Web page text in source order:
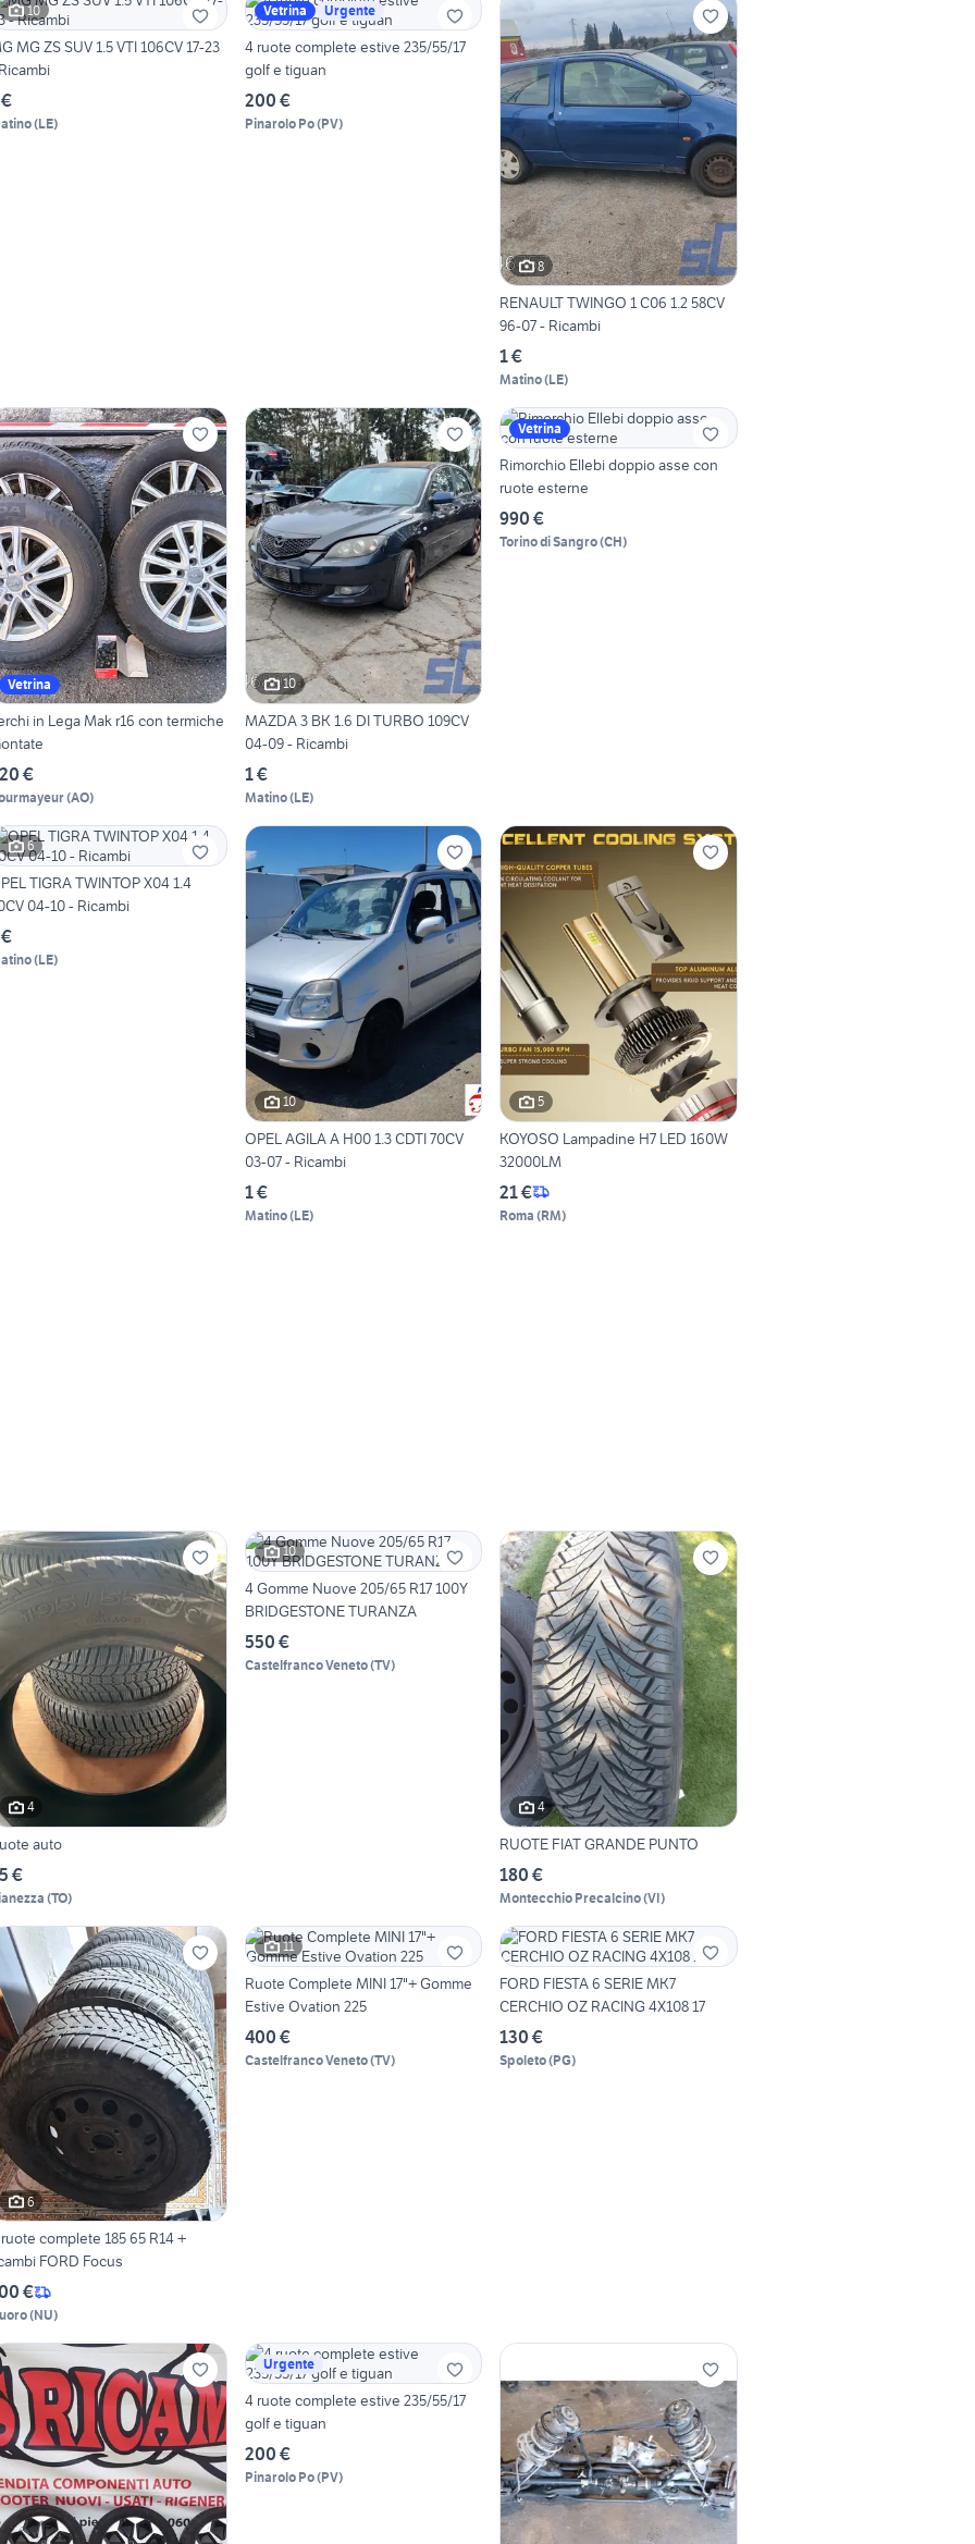
10
MG ZS SUV 1.5 VTI 106CV 17-23
(LE)
Vetrina Urgente
4 ruote complete estive 235/55/17
golf e tiguan
200 €
Pinarolo Po(PV)
8
RENAULT TWINGO 1 C06 1.2 58CV
96-07 - Ricambi
1 €
Matino(LE)
Vetrina
in Lega Mak r16 con termiche
€
(AO)
10
MAZDA 3 BK 1.6 DI TURBO 109CV
04-09 - Ricambi
1 €
Matino(LE)
Vetrina
Rimorchio Ellebi doppio asse con
ruote esterne
990 €
Torino di Sangro(CH)
6
TIGRA TWINTOP X04 1.4
04-10 - Ricambi
(LE)
10
OPEL AGILA A H00 1.3 CDTI 70CV
03-07 - Ricambi
1 €
Matino(LE)
5
KOYOSO Lampadine H7 LED 160W
32000LM
21 €
Roma (RM)
4
auto
€
(TO)
10
4 Gomme Nuove 205/65 R17 100Y
BRIDGESTONE TURANZA
550 €
Castelfranco Veneto(TV)
4
RUOTE FIAT GRANDE PUNTO
180 €
Montecchio Precalcino(VI)
6
complete 185 65 R14 +
FORD Focus
€
(NU)
11
Ruote Complete MINI 17"+ Gomme
Estive Ovation 225
400 €
Castelfranco Veneto(TV)
FORD FIESTA 6 SERIE MK7
CERCHIO OZ RACING 4X108 17
130 €
Spoleto(PG)
Urgente
4 ruote complete estive 235/55/17
golf e tiguan
200 €
Pinarolo Po(PV)